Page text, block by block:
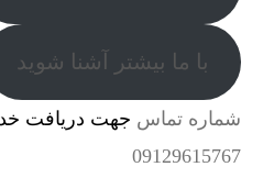
با ما بیشتر آشنا شوید
شماره تماس جهت دریافت
09129615767